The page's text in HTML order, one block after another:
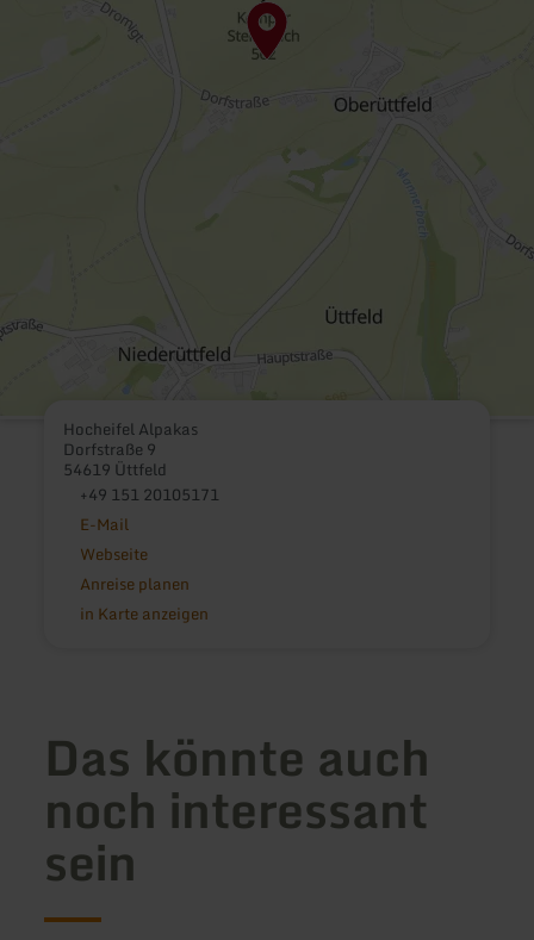
Hocheifel Alpakas
Dorfstraße 9
54619 Üttfeld
+49 151 20105171
E-Mail
Webseite
Anreise planen
in Karte anzeigen
Das könnte auch
noch interessant
sein